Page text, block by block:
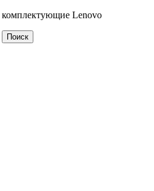
комплектующие Lenovo